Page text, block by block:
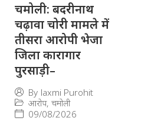
चमोली: बदरीनाथ
चढ़ावा चोरी मामले में
तीसरा आरोपी भेजा
जिला कारागार
पुरसाड़ी–
By laxmi Purohit
आरोप, चमोली
09/08/2026